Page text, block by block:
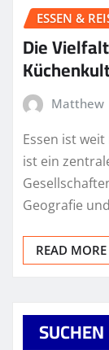
ESSEN &
Die
Matthew
Essen ist
ist ein
Geografie
READ MORE
SUCHEN